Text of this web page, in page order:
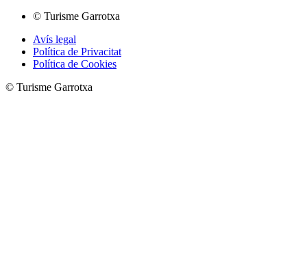
© Turisme Garrotxa
Avís legal
Política de Privacitat
Política de Cookies
© Turisme Garrotxa